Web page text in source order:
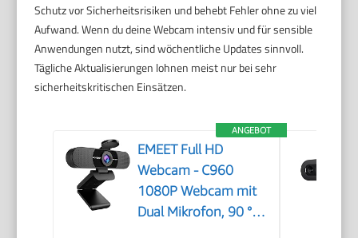
Schutz vor Sicherheitsrisiken und behebt Fehler ohne zu viel
Aufwand. Wenn du deine Webcam intensiv und für sensible
Anwendungen nutzt, sind wöchentliche Updates sinnvoll.
Tägliche Aktualisierungen lohnen meist nur bei sehr
sicherheitskritischen Einsätzen.
ANGEBOT
EMEET Full HD
Webcam - C960
1080P Webcam mit
Dual Mikrofon, 90 °